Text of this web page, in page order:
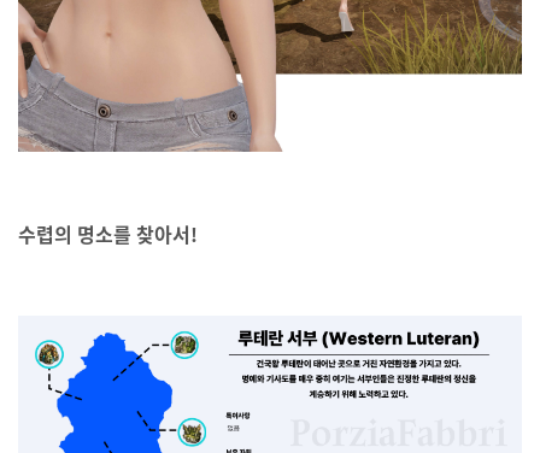
수렵의 명소를 찾아서!